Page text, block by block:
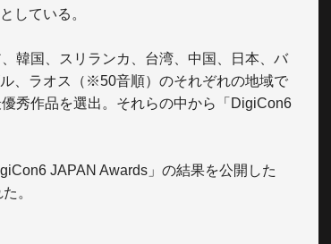
している。
韓国、スリランカ、台湾、中国、日本、バ
、ラオス（※50音順）のそれぞれの地域で
秀作品を選出。それらの中から「DigiCon6
JAPAN Awards」の結果を公開した
。